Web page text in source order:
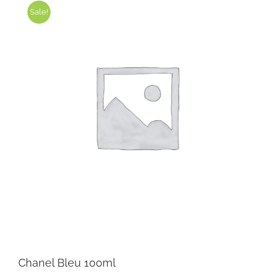
Sale!
Chanel Bleu 100ml